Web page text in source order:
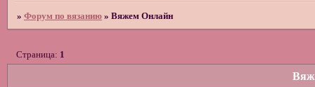
» Форум по вязанию » Вяжем Онлайн
Страница: 1